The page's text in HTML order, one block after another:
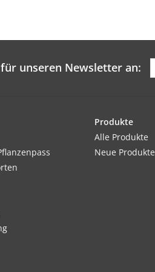
unseren Newsletter an:
Produkte
Alle Produkte
Neue Produkte